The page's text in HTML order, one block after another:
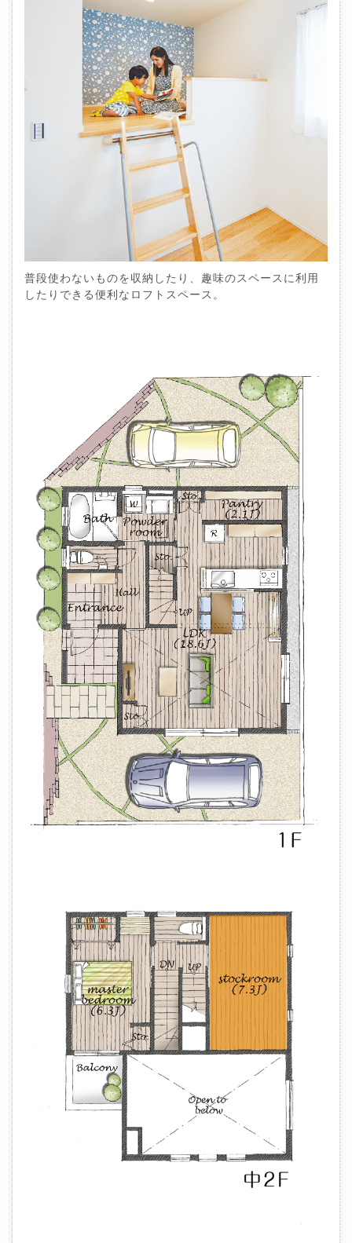
普段使わないものを収納したり、趣味のスペースに利用
したりできる便利なロフトスペース。